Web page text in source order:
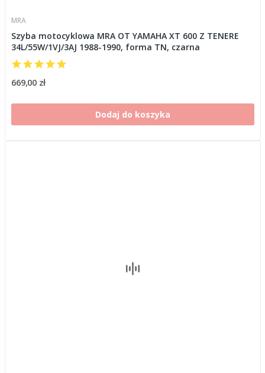
MRA
Szyba motocyklowa MRA OT YAMAHA XT 600 Z TENERE
34L/55W/1VJ/3AJ 1988-1990, forma TN, czarna
669,00 zł
Dodaj do koszyka